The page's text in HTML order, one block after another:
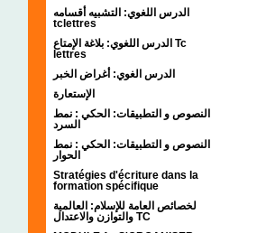
الدرس اللغوي: التشبيه أقسامه
tclettres
الدرس اللغوي: بلاغة الإمتاع Tc
lettres
الدرس الغوي: أغراض الخبر
الإستعارة
النصوص و التطبيقات: الحكي : نمط
السرد
النصوص و التطبيقات: الحكي : نمط
الحوار
Stratégies d'écriture dans la
formation spécifique
لخصائص العامة للإسلام: العالمية
والتوازن والاعتدال TC